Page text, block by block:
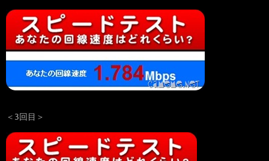
＜3回目＞